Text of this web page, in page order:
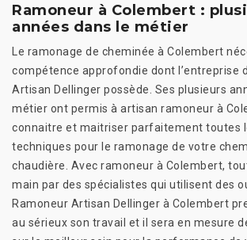
Ramoneur à Colembert :
années dans le métier
Le ramonage de cheminée à Colembert
compétence approfondie dont l’entreprise
Artisan Dellinger possède. Ses plusieurs
métier ont permis à artisan ramoneur à
connaitre et maitriser parfaitement toutes
techniques pour le ramonage de votre
chaudière. Avec ramoneur à Colembert,
main par des spécialistes qui utilisent des
Ramoneur Artisan Dellinger à Colembert
au sérieux son travail et il sera en mesure